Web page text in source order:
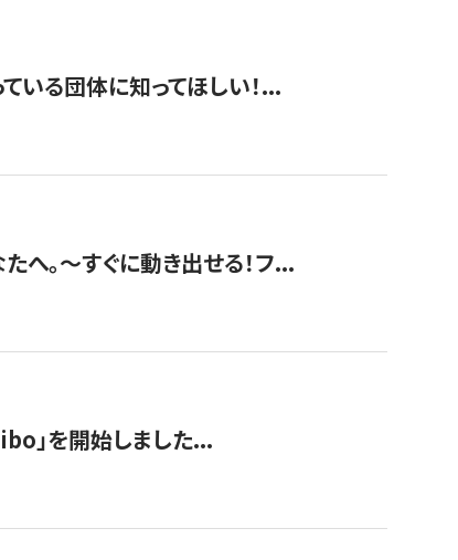
ている団体に知ってほしい！...
へ。〜すぐに動き出せる！フ...
」を開始しました...